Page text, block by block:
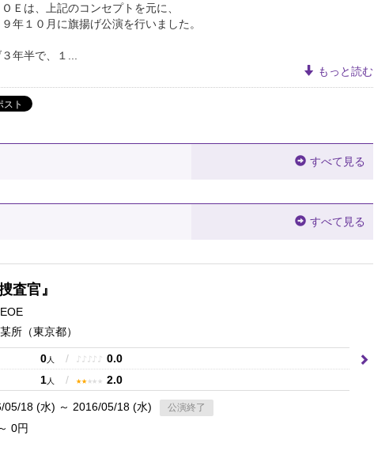
Ｅは、上記のコンセプトを元に、
９年１０月に旗揚げ公演を行いました。
年半で、１...
もっと読む
すべて見る
すべて見る
査官』
所 （東京都）
0人 / ♪ ♪ ♪ ♪ ♪
0.0
1人 / ★ ★ ★ ★ ★ 2.0
05/18 (水) ～ 2016/05/18 (水) 公演終了
0円